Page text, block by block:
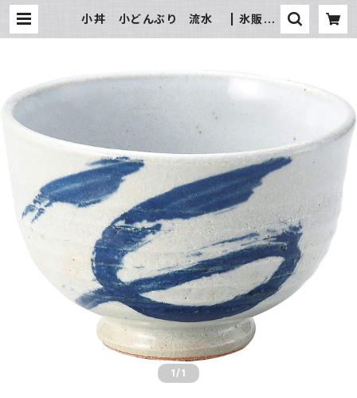
小丼 小どんぶり 流水 | 氷販売
1 /1